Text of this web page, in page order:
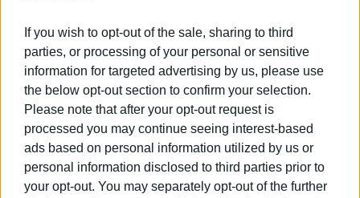
If you wish to opt-out of the sale, sharing to third
parties, or processing of your personal or sensitive
information for targeted advertising by us, please use
the below opt-out section to confirm your selection.
Please note that after your opt-out request is
processed you may continue seeing interest-based
ads based on personal information utilized by us or
personal information disclosed to third parties prior to
your opt-out. You may separately opt-out of the further
ΕΛΕΝΗ ΚΟΡΩΝΑΚΗ
Εργάζεται στις Εκδόσεις Ενημέρωση από το
1990 σε θέσεις υψηλής ευθύνης. Ειδικεύεται στις
δημόσιες σχέσεις, το ελεύθερο και το
καλλιτεχνικό ρεπορτάζ.